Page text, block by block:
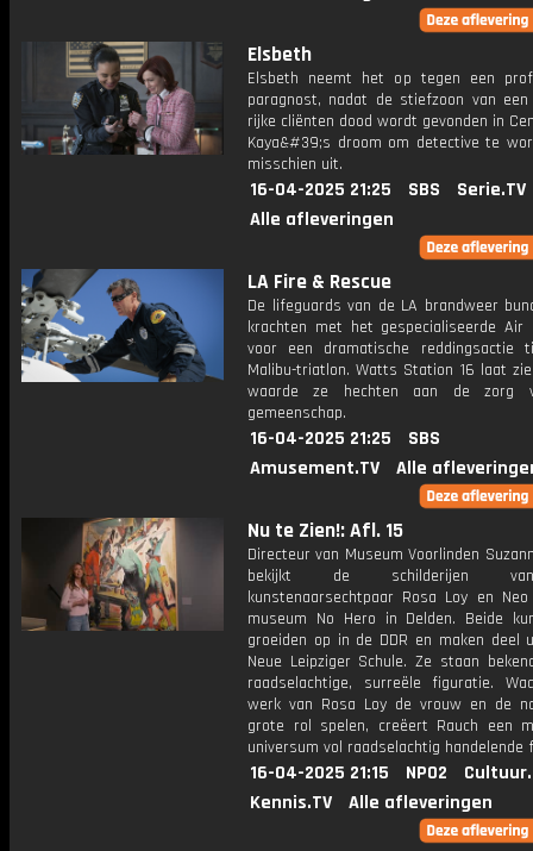
Elsbeth
Elsbeth neemt het op tegen een
paragnost, nadat de stiefzoon van
rijke cliënten dood wordt gevonden in
Kaya&#39;s droom om detective te
misschien uit.
16-04-2025 21:25 SBS
Serie.TV
Alle afleveringen
LA Fire & Rescue
De lifeguards van de LA brandweer
krachten met het gespecialiseerde Air
voor een dramatische reddingsactie
Malibu-triatlon. Watts Station 16 laat
waarde ze hechten aan de zorg
gemeenschap.
16-04-2025 21:25
SBS
Amusement.TV
Alle
Nu te Zien!: Afl. 15
Directeur van Museum Voorlinden
bekijkt de schilderijen
kunstenaarsechtpaar Rosa Loy en
museum No Hero in Delden. Beide
groeiden op in de DDR en maken deel
Neue Leipziger Schule. Ze staan
raadselachtige, surreële figuratie.
werk van Rosa Loy de vrouw en de
grote rol spelen, creëert Rauch een
universum vol raadselachtig handelende
16-04-2025 21:15 NPO2
Kennis.TV
Alle afleveringen